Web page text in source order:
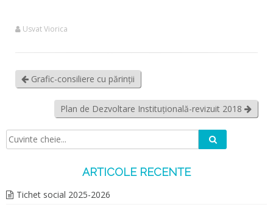
Usvat Viorica
Grafic-consiliere cu părinții
Plan de Dezvoltare Instituțională-revizuit 2018
ARTICOLE RECENTE
Tichet social 2025-2026